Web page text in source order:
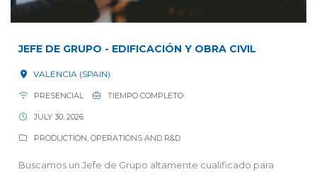
JEFE DE GRUPO - EDIFICACIÓN Y OBRA CIVIL
VALENCIA (SPAIN)
PRESENCIAL TIEMPO COMPLETO
JULY 30, 2026
PRODUCTION, OPERATIONS AND R&D
Buscamos un Jefe de Grupo altamente cualificado para